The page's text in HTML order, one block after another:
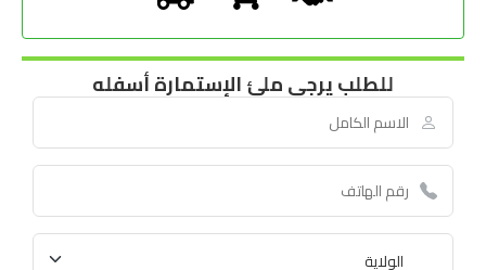
للطلب يرجى ملئ الإستمارة أسفله